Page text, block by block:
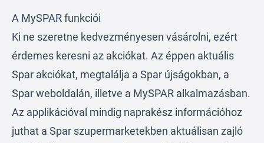
A MySPAR funkciói
Ki ne szeretne kedvezményesen vásárolni, ezért
érdemes keresni az akciókat. Az éppen aktuális
Spar akciókat, megtalálja a Spar újságokban, a
Spar weboldalán, illetve a MySPAR alkalmazásban.
Az applikációval mindig naprakész információhoz
juthat a Spar szupermarketekben aktuálisan zajló